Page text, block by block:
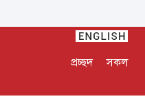
প্রচ্ছদ সকল